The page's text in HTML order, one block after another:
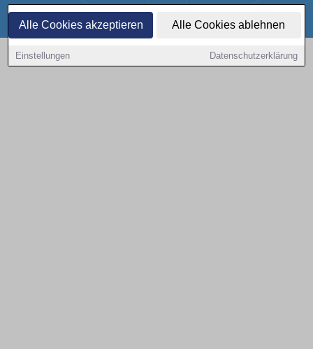
Alle Cookies akzeptieren Alle Cookies ablehnen
Einstellungen Datenschutzerklärung
Datenschutz Cookies
Copyright © 2000 - 2026 | 1A Infosysteme GmbH | Content by: 1a-sites-autos